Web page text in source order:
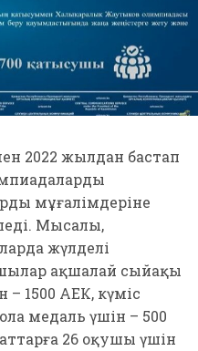
2022 жылдан бастап
мұғалімдеріне
Мысалы,
жүлделі
ақшалай сыйақы
1500 АЕК, күміс
медаль үшін – 500
26 оқушы үшін